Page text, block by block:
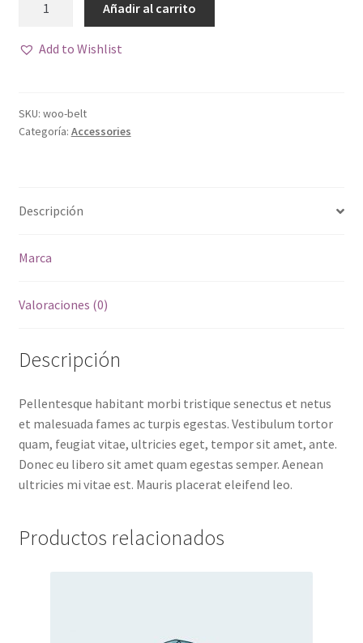
53,72€.45,45€.
Añadir al carrito
Add to Wishlist
SKU: woo-belt
Categoría: Accessories
Descripción
Marca
Valoraciones (0)
Descripción
Pellentesque habitant morbi tristique senectus et netus
et malesuada fames ac turpis egestas. Vestibulum tortor
quam, feugiat vitae, ultricies eget, tempor sit amet, ante.
Donec eu libero sit amet quam egestas semper. Aenean
ultricies mi vitae est. Mauris placerat eleifend leo.
Productos relacionados